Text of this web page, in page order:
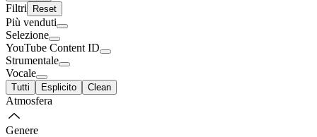
Filtri Reset
Più venduti
Selezione
YouTube Content ID
Strumentale
Vocale
Tutti Esplicito Clean
Atmosfera
Genere